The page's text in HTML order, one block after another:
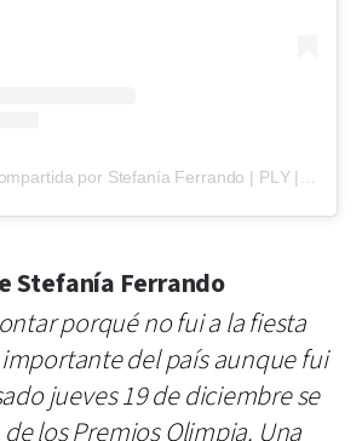
Stefanía Ferrando
porqué no fui a la fiesta
del país aunque fui
jueves 19 de diciembre se
los Premios Olimpia. Una